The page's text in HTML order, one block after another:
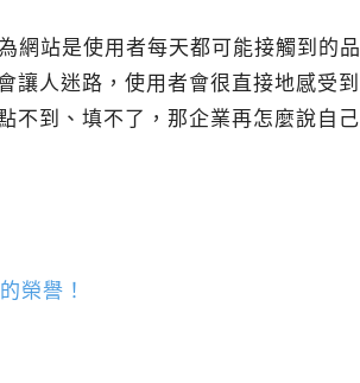
網站是使用者每天都可能接觸到的品
讓人迷路，使用者會很直接地感受到
不到、填不了，那企業再怎麼說自己
榮譽！